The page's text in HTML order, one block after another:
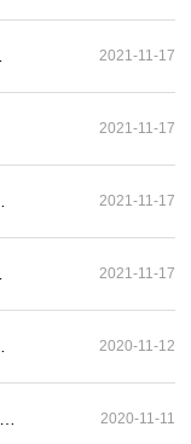
2021-11-17
2021-11-17
2021-11-17
2021-11-17
2020-11-12
2020-11-11